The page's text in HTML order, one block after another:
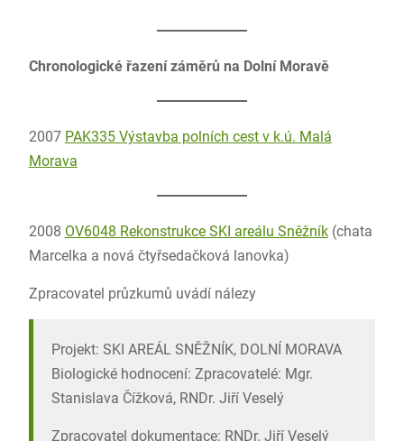
Chronologické řazení záměrů na Dolní Moravě
2007 PAK335 Výstavba polních cest v k.ú. Malá
Morava
2008 OV6048 Rekonstrukce SKI areálu Sněžník(chata
Marcelka a nová čtyřsedačková lanovka)
Zpracovatel průzkumů uvádí nálezy
Projekt: SKI AREÁL SNĚŽNÍK, DOLNÍ MORAVA
Biologické hodnocení: Zpracovatelé: Mgr.
Stanislava Čížková, RNDr. Jiří Veselý
Zpracovatel dokumentace: RNDr. Jiří Veselý